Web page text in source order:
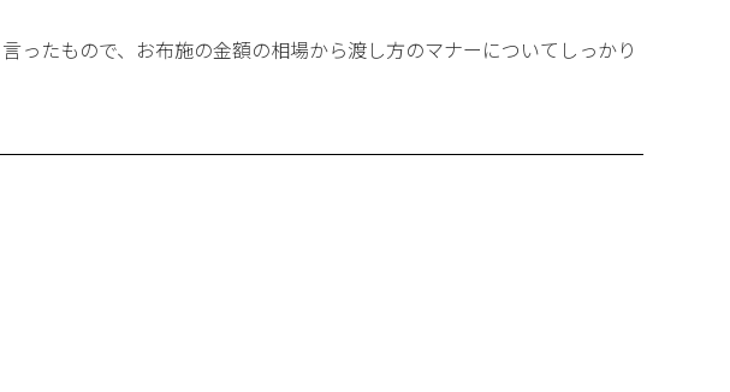
ったもので、お布施の金額の相場から渡し方のマナーについてしっかり